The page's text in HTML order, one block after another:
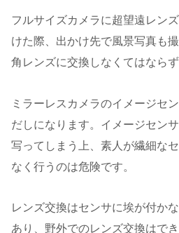
フルサイズカメラに超望遠レン
けた際、出かけ先で風景写真も
角レンズに交換しなくてはならず
ミラーレスカメラのイメージセ
だしになります。イメージセン
写ってしまう上、素人が繊細な
なく行うのは危険です。
レンズ交換はセンサに埃が付か
あり、野外でのレンズ交換はで